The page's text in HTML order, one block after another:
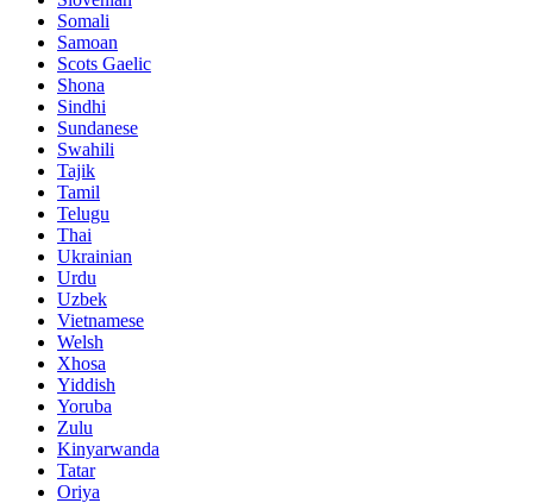
Somali
Samoan
Scots Gaelic
Shona
Sindhi
Sundanese
Swahili
Tajik
Tamil
Telugu
Thai
Ukrainian
Urdu
Uzbek
Vietnamese
Welsh
Xhosa
Yiddish
Yoruba
Zulu
Kinyarwanda
Tatar
Oriya